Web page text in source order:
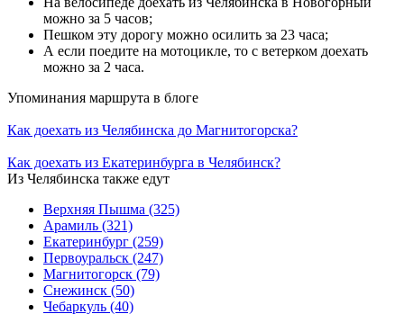
можно за 5 часов;
Пешком эту дорогу можно осилить за 23 часа;
А если поедите на мотоцикле, то с ветерком доехать
можно за 2 часа.
Упоминания маршрута в блоге
Как доехать из Челябинска до Магнитогорска?
Как доехать из Екатеринбурга в Челябинск?
Из Челябинска также едут
Верхняя Пышма (325)
Арамиль (321)
Екатеринбург (259)
Первоуральск (247)
Магнитогорск (79)
Снежинск (50)
Чебаркуль (40)